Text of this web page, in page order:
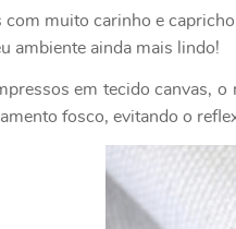
muito carinho e
ambiente ainda mais lindo!
em tecido canvas,
fosco, evitando o